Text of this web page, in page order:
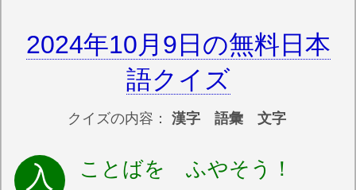
2024年10月9日の無料日本
語クイズ
クイズの内容： 漢字 語彙 文字
ことばを ふやそう！